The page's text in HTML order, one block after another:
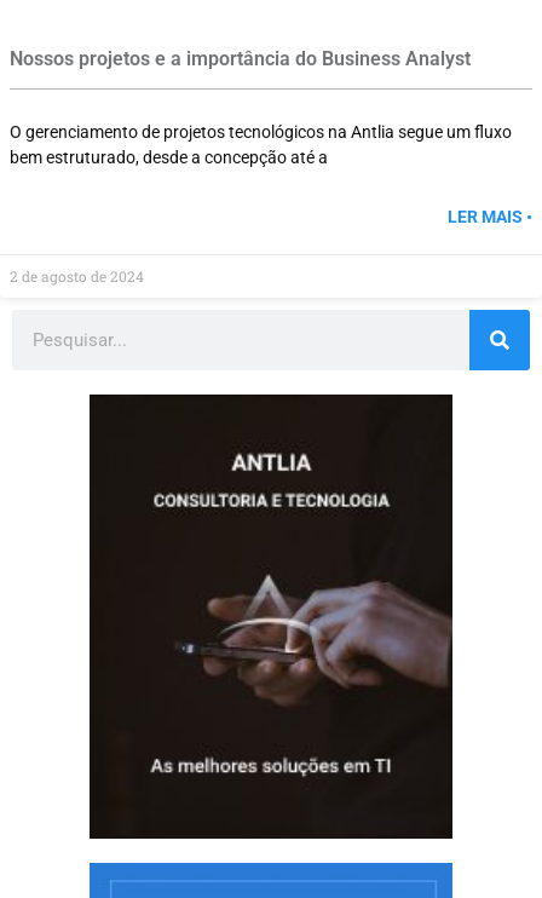
Nossos projetos e a importância do Business Analyst
O gerenciamento de projetos tecnológicos na Antlia segue um fluxo
bem estruturado, desde a concepção até a
LER MAIS •
2 de agosto de 2024